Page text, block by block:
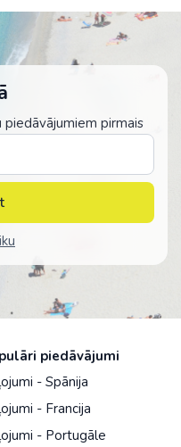
piedāvājumiem pirmais
piedāvājumi
- Spānija
- Francija
- Portugāle